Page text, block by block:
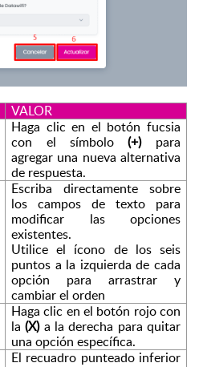
VALOR
Haga clic en el botón fucsia
con el símbolo (+) para
agregar una nueva alternativa
de respuesta.
Escriba directamente sobre
los campos de texto para
modificar las opciones
existentes.
Utilice el ícono de los seis
puntos a la izquierda de cada
opción para arrastrar y
cambiar el orden
Haga clic en el botón rojo con
la (X) a la derecha para quitar
una opción específica.
El recuadro punteado inferior